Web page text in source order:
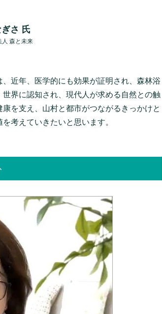
さ 氏
人 森と未来
近年、医学的にも効果が証明され、森林浴
界に認知され、現代人が求める自然との触
を支え、山村と都市がつながるきっかけと
考えていきたいと思います。